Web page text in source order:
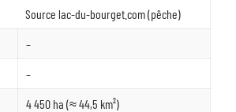
Source lac-du-bourget.com (pêche)
–
–
4 450 ha (≈ 44,5 km²)